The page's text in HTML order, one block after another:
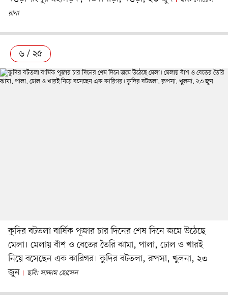
রানা
৬ / ২৫
কুদির বটতলা বার্ষিক পূজার চার দিনের শেষ দিনে জমে উঠেছে
মেলা। মেলায় বাঁশ ও বেতের তৈরি ঝামা, পালা, ঢোল ও খারই
নিয়ে বসেছেন এক কারিগর। কুদির বটতলা, রূপসা, খুলনা, ২৩
জুন
ছবি: সাদ্দাম হোসেন